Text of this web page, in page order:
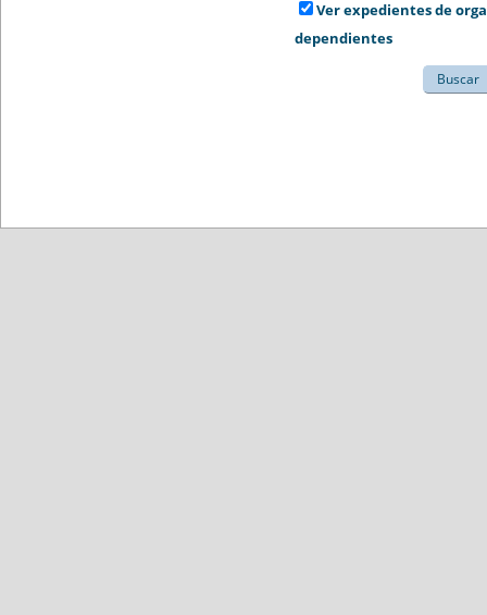
Ver expedientes de
dependientes